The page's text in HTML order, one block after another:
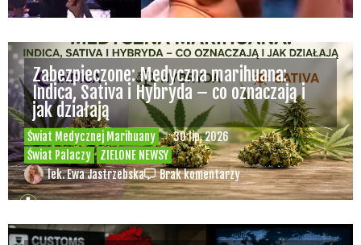
Świat Medycznej Marihuany
Świat Palaczy
ZIELONE NEWSY
30 lip, 2026
Zabezpieczone: Medyczna marihuana:
Indica, Sativa i Hybryda – co oznaczają i
jak działają
lek. Ewa Jastrzebska Brak komentarzy